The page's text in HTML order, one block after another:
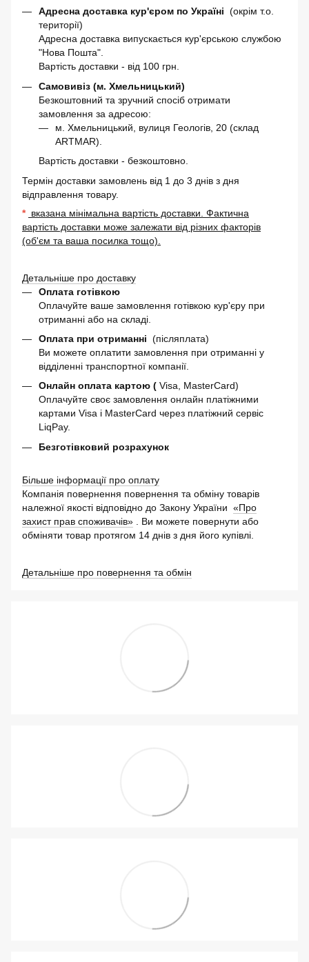
Адресна доставка кур'єром по Україні (окрім т.о.
території)
Адресна доставка випускається кур'єрською службою
"Нова Пошта".
Вартість доставки - від 100 грн.
Самовивіз (м. Хмельницький)
Безкоштовний та зручний спосіб отримати
замовлення за адресою:
м. Хмельницький, вулиця Геологів, 20 (склад
ARTMAR).
Вартість доставки - безкоштовно.
Термін доставки замовлень від 1 до 3 днів з дня
відправлення товару.
* вказана мінімальна вартість доставки. Фактична
вартість доставки може залежати від різних факторів
(об'єм та ваша посилка тощо).
Детальніше про доставку
Оплата готівкою
Оплачуйте ваше замовлення готівкою кур'єру при
отриманні або на складі.
Оплата при отриманні (післяплата)
Ви можете оплатити замовлення при отриманні у
відділенні транспортної компанії.
Онлайн оплата картою ( Visa, MasterCard)
Оплачуйте своє замовлення онлайн платіжними
картами Visa і MasterCard через платіжний сервіс
LiqPay.
Безготівковий розрахунок
Більше інформації про оплату
Компанія повернення повернення та обміну товарів
належної якості відповідно до Закону України «Про
захист прав споживачів» . Ви можете повернути або
обміняти товар протягом 14 днів з дня його купівлі.
Детальніше про повернення та обмін